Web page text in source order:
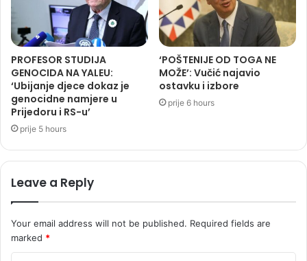
PROFESOR STUDIJA
GENOCIDA NA YALEU:
‘Ubijanje djece dokaz je
genocidne namjere u
Prijedoru i RS-u’
prije 5 hours
‘POŠTENIJE OD TOGA NE
MOŽE’: Vučić najavio
ostavku i izbore
prije 6 hours
Leave a Reply
Your email address will not be published. Required fields are
marked *